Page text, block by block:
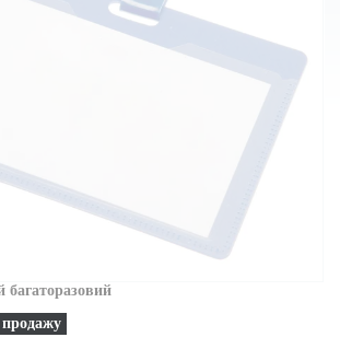
багаторазовий
продажу